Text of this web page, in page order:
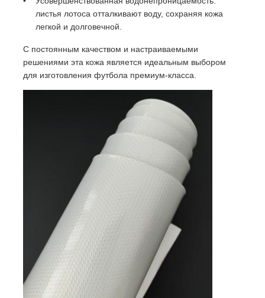
Видеозаписи
О нас
Контроль качества
Свяжитесь с нами
Новости
Случаи
Материал для кожаного дивана
листья лотоса отталкивают воду, сохраняя кожа
легкой и долговечной.
С постоянным качеством и настраиваемыми
решениями эта кожа является идеальным выбором
для изготовления футбола премиум-класса.